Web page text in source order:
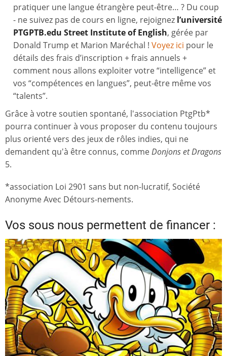
pratiquer une langue étrangère peut-être… ? Du coup
- ne suivez pas de cours en ligne, rejoignez l’université
PTGPTB.edu Street Institute of English, gérée par
Donald Trump et Marion Maréchal ! Voyez ici pour le
détails des frais d’inscription + frais annuels +
comment nous allons exploiter votre “intelligence” et
vos “compétences en langues”, peut-être même vos
“talents”.
Grâce à votre soutien spontané, l'association PtgPtb*
pourra continuer à vous proposer du contenu toujours
plus orienté vers des jeux de rôles indies, qui ne
demandent qu'à être connus, commeDonjons et Dragons
5.
*association Loi 2901 sans but non-lucratif, Société
Anonyme Avec Détours-nements.
Vos sous nous permettent de financer :